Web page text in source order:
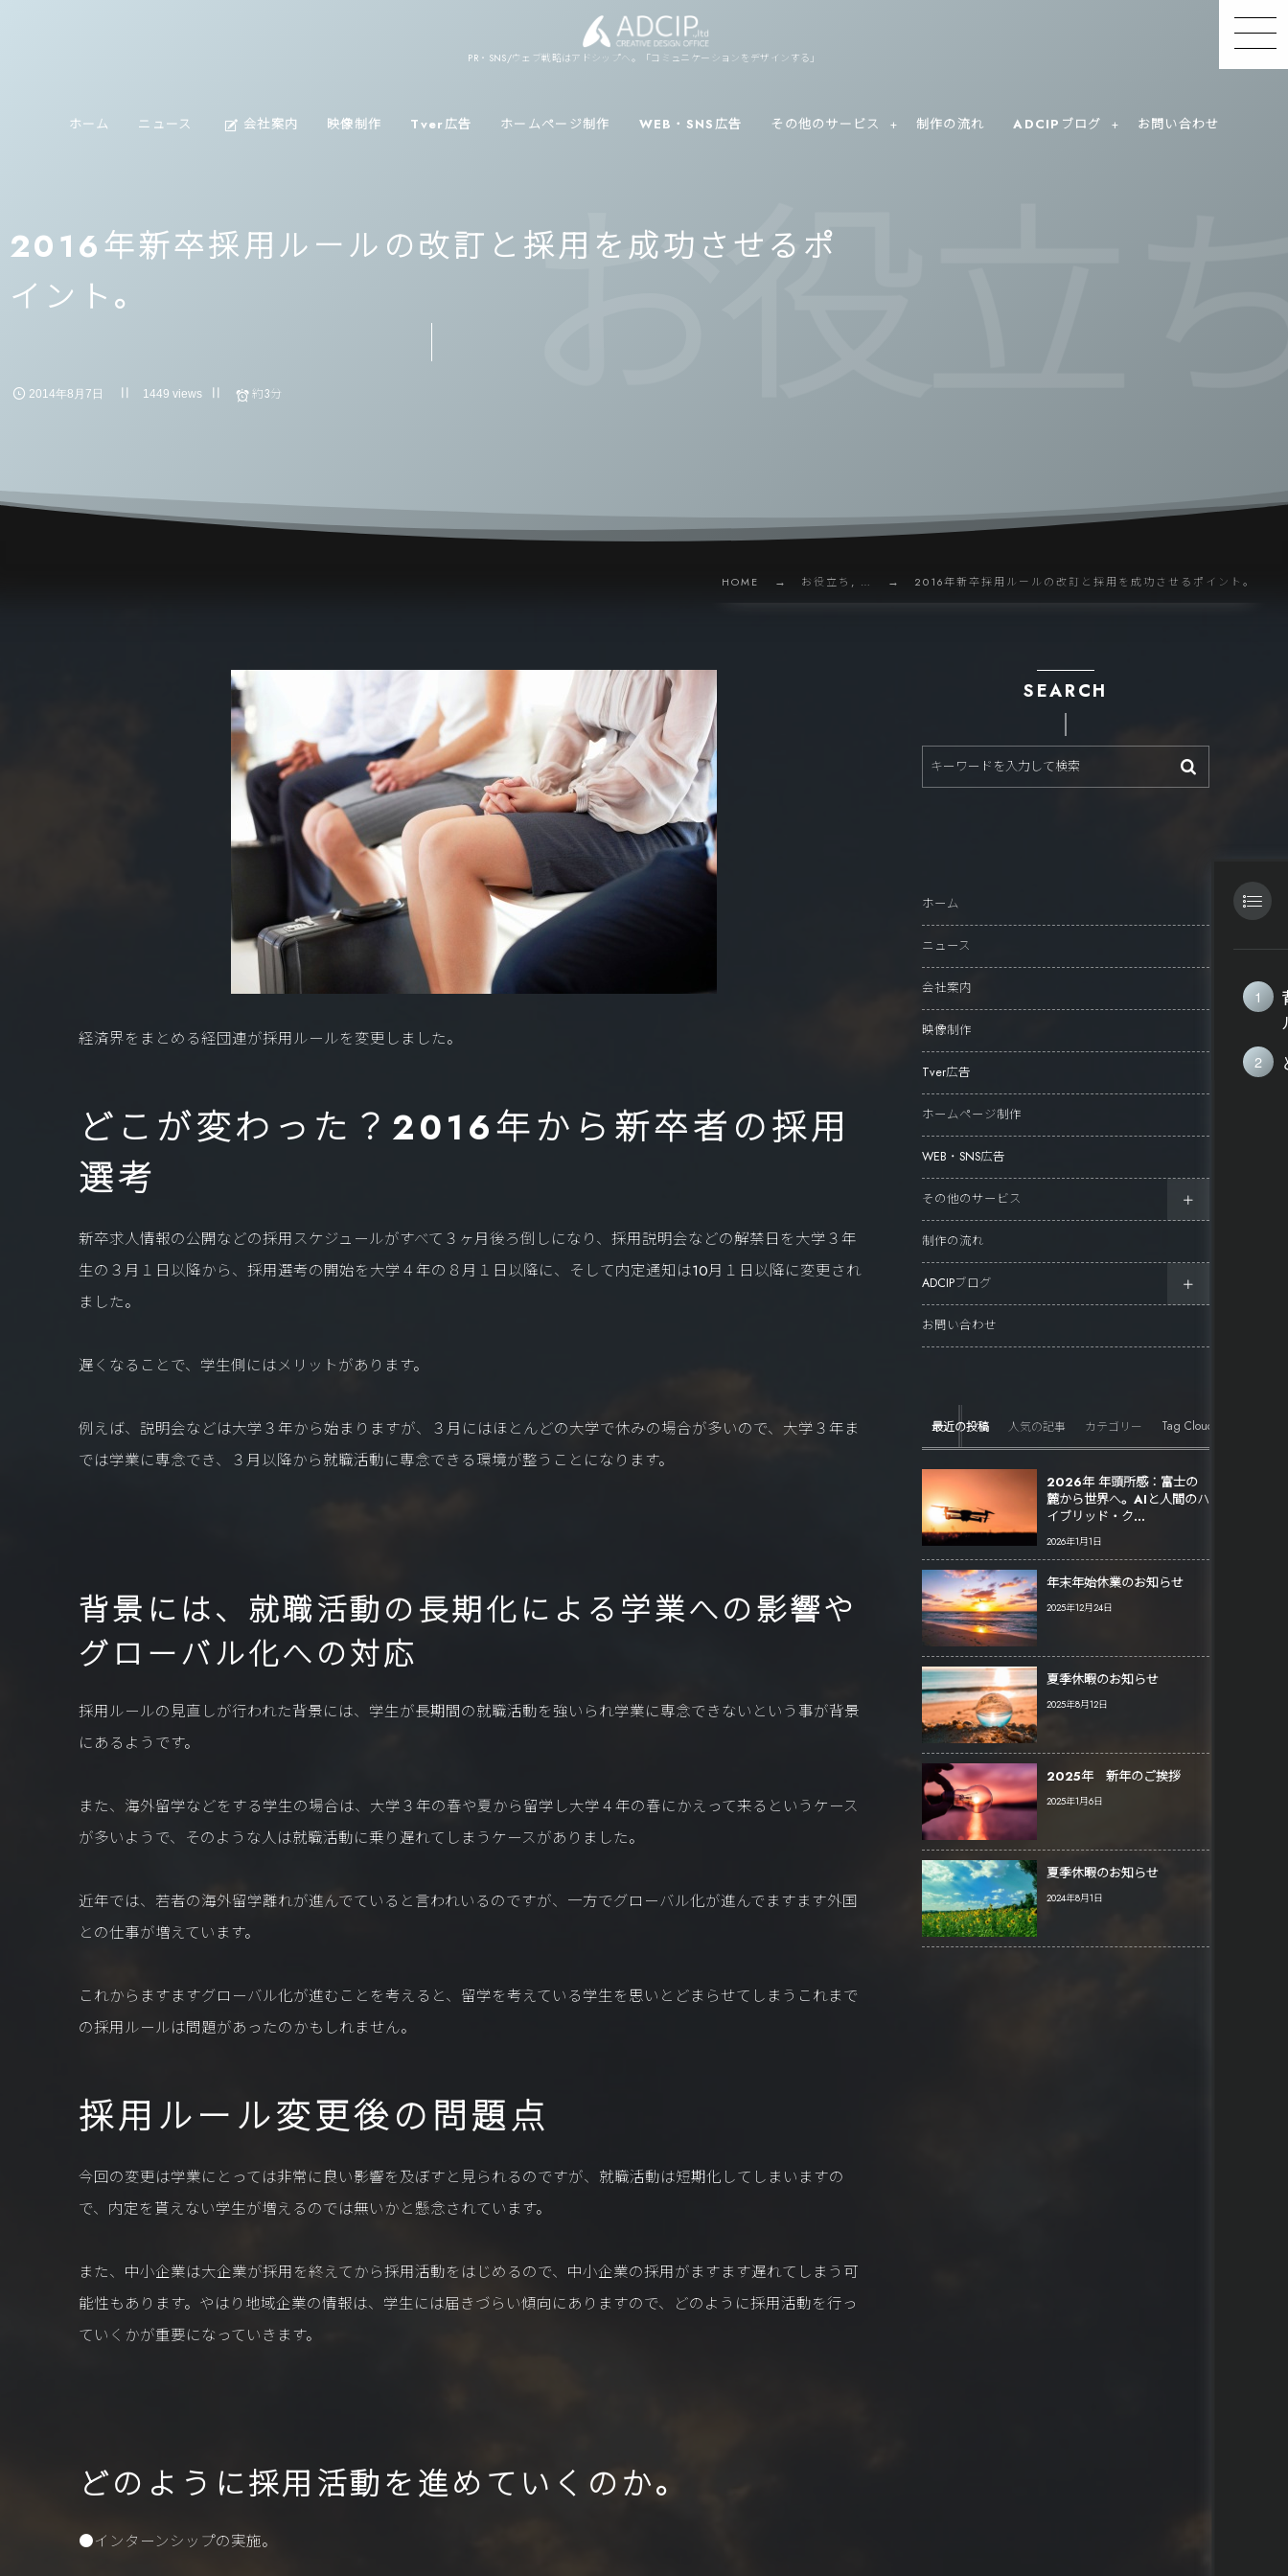
PR・SNS/ウェブ戦略はアドシップへ。「コミュニケーションをデザインする」
ホーム ニュース 会社案内
about
us 映像制作 Tver広告 ホームページ制作 WEB・SNS広告 その他のサービス 制作の流れ ADCIPブログ お問い合わせ
2016年新卒採用ルールの改訂と採用を成功させるポ
イント。
2014年8月7日 1449 views 約3分 お役立ち
HOME お役立ち, … 2016年新卒採用ルールの改訂と採用を成功させるポイント。
経済界をまとめる経団連が採用ルールを変更しました。
どこが変わった？2016年から新卒者の採用
選考
新卒求人情報の公開などの採用スケジュールがすべて３ヶ月後ろ倒しになり、採用説明会などの解禁日を大学３年
生の３月１日以降から、採用選考の開始を大学４年の８月１日以降に、そして内定通知は10月１日以降に変更され
ました。
遅くなることで、学生側にはメリットがあります。
例えば、説明会などは大学３年から始まりますが、３月にはほとんどの大学で休みの場合が多いので、大学３年ま
では学業に専念でき、３月以降から就職活動に専念できる環境が整うことになります。
背景には、就職活動の長期化による学業への影響や
グローバル化への対応
採用ルールの見直しが行われた背景には、学生が長期間の就職活動を強いられ学業に専念できないという事が背景
にあるようです。
また、海外留学などをする学生の場合は、大学３年の春や夏から留学し大学４年の春にかえって来るというケース
が多いようで、そのような人は就職活動に乗り遅れてしまうケースがありました。
近年では、若者の海外留学離れが進んでていると言われいるのですが、一方でグローバル化が進んでますます外国
との仕事が増えています。
これからますますグローバル化が進むことを考えると、留学を考えている学生を思いとどまらせてしまうこれまで
の採用ルールは問題があったのかもしれません。
採用ルール変更後の問題点
今回の変更は学業にとっては非常に良い影響を及ぼすと見られるのですが、就職活動は短期化してしまいますの
で、内定を貰えない学生が増えるのでは無いかと懸念されています。
また、中小企業は大企業が採用を終えてから採用活動をはじめるので、中小企業の採用がますます遅れてしまう可
能性もあります。やはり地域企業の情報は、学生には届きづらい傾向にありますので、どのように採用活動を行っ
ていくかが重要になっていきます。
どのように採用活動を進めていくのか。
●インターンシップの実施。
SEARCH
ホーム
ニュース
会社案内
映像制作
Tver広告
ホームページ制作
WEB・SNS広告
その他のサービス
制作の流れ
ADCIPブログ
お問い合わせ
最近の投稿 人気の記事 カテゴリー Tag Cloud
2026年 年頭所感：富士の
麓から世界へ。AIと人間のハ
イブリッド・ク...
2026年1月1日
年末年始休業のお知らせ
2025年12月24日
夏季休暇のお知らせ
2025年8月12日
2025年 新年のご挨拶
2025年1月6日
夏季休暇のお知らせ
2024年8月1日